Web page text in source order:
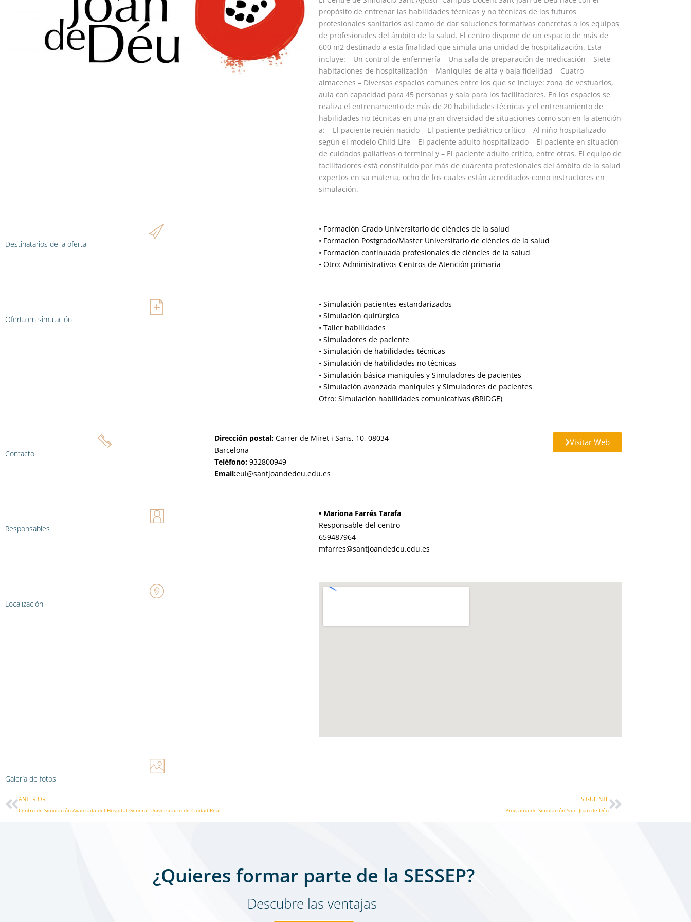
propósito de entrenar las habilidades técnicas y no técnicas de los futuros
profesionales sanitarios así como de dar soluciones formativas concretas a los equipos
de profesionales del ámbito de la salud. El centro dispone de un espacio de más de
600 m2 destinado a esta finalidad que simula una unidad de hospitalización. Esta
incluye: – Un control de enfermería – Una sala de preparación de medicación – Siete
habitaciones de hospitalización – Maniquíes de alta y baja fidelidad – Cuatro
almacenes – Diversos espacios comunes entre los que se incluye: zona de vestuarios,
aula con capacidad para 45 personas y sala para los facilitadores. En los espacios se
realiza el entrenamiento de más de 20 habilidades técnicas y el entrenamiento de
habilidades no técnicas en una gran diversidad de situaciones como son en la atención
a: – El paciente recién nacido – El paciente pediátrico crítico – Al niño hospitalizado
según el modelo Child Life – El paciente adulto hospitalizado – El paciente en situación
de cuidados paliativos o terminal y – El paciente adulto crítico, entre otras. El equipo de
facilitadores está constituido por más de cuarenta profesionales del ámbito de la salud
expertos en su materia, ocho de los cuales están acreditados como instructores en
simulación.
Destinatarios de la oferta
• Formación Grado Universitario de ciències de la salud
• Formación Postgrado/Master Universitario de ciències de la salud
• Formación continuada profesionales de ciències de la salud
• Otro: Administrativos Centros de Atención primaria
Oferta en simulación
• Simulación pacientes estandarizados
• Simulación quirúrgica
• Taller habilidades
• Simuladores de paciente
• Simulación de habilidades técnicas
• Simulación de habilidades no técnicas
• Simulación básica maniquíes y Simuladores de pacientes
• Simulación avanzada maniquíes y Simuladores de pacientes
Otro: Simulación habilidades comunicativas (BRIDGE)
Contacto
Dirección postal:Carrer de Miret i Sans, 10, 08034
Barcelona
Teléfono:932800949
Email:eui@santjoandedeu.edu.es
Visitar Web
Responsables
• Mariona Farrés Tarafa
Responsable del centro
659487964
mfarres@santjoandedeu.edu.es
Localización
Galería de fotos
AntANTERIOR
Centro de Simulación Avanzada del Hospital General Universitario de Ciudad Real
SIGUIENTE
Programa de Simulación Sant Joan de Déu
Siguiente
¿Quieres formar parte de la SESSEP?
Descubre las ventajas